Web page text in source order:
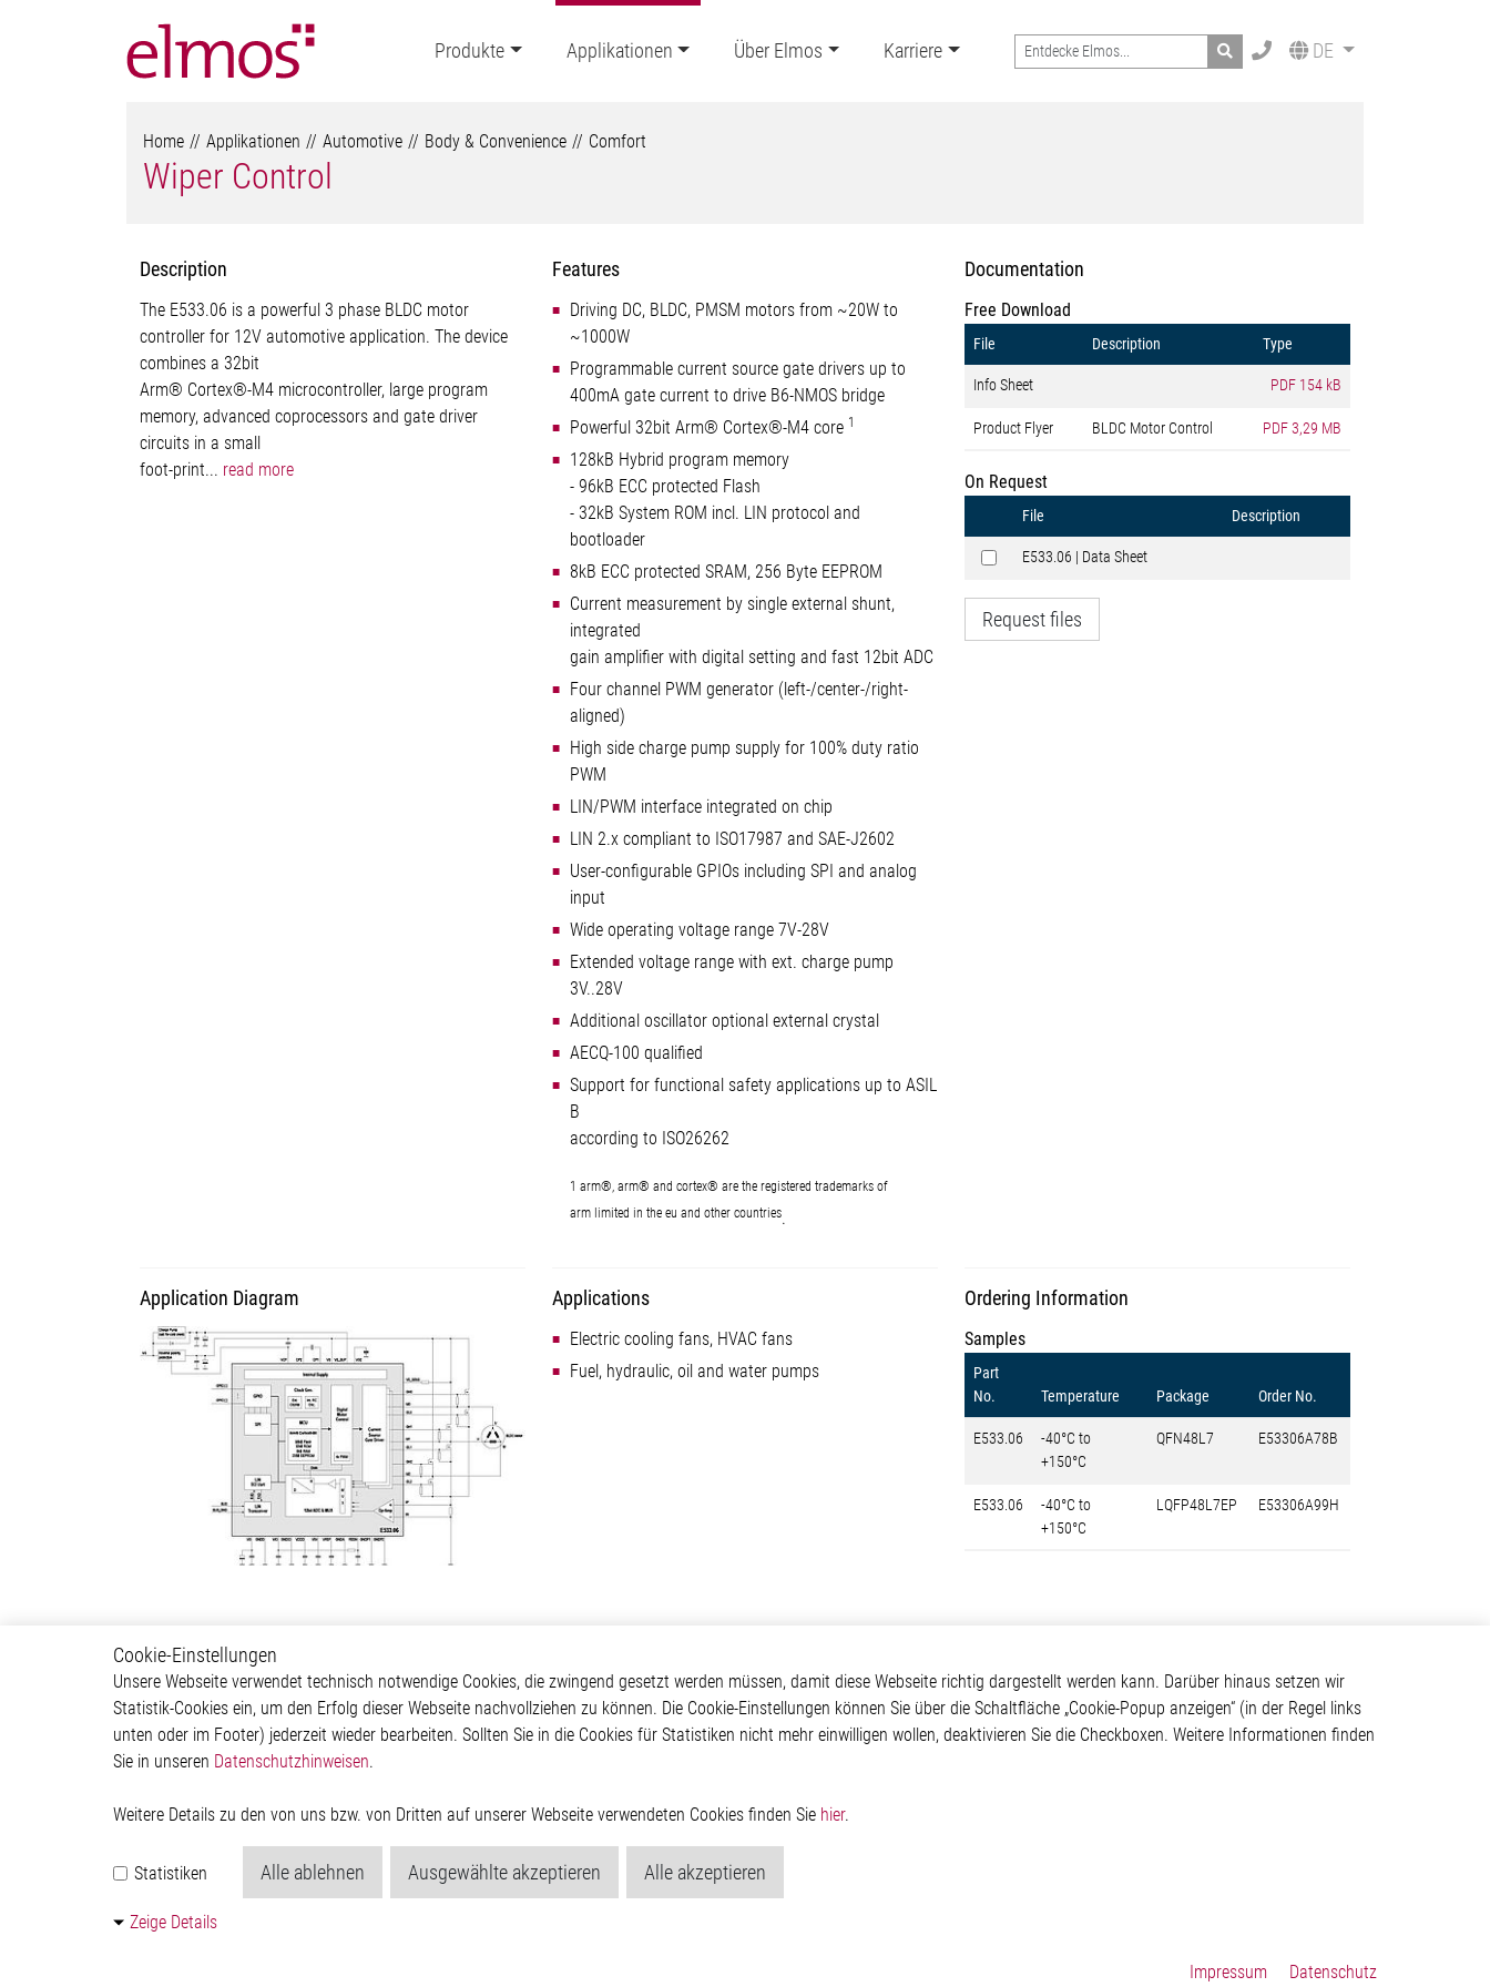
Produkte Applikationen Über Elmos Karriere Search DE
Home Applikationen Automotive Body & Convenience Comfort
Wiper Control
Description
The E533.06 is a powerful 3 phase BLDC motor
controller for 12V automotive application. The device
combines a 32bit
Arm® Cortex®-M4 microcontroller, large program
memory, advanced coprocessors and gate driver
circuits in a small
foot-print... read more
Features
Driving DC, BLDC, PMSM motors from ~20W to
~1000W
Programmable current source gate drivers up to
400mA gate current to drive B6-NMOS bridge
Powerful 32bit Arm® Cortex®-M4 core 1
128kB Hybrid program memory
- 96kB ECC protected Flash
- 32kB System ROM incl. LIN protocol and
bootloader
8kB ECC protected SRAM, 256 Byte EEPROM
Current measurement by single external shunt,
integrated
gain amplifier with digital setting and fast 12bit ADC
Four channel PWM generator (left-/center-/right-
aligned)
High side charge pump supply for 100% duty ratio
PWM
LIN/PWM interface integrated on chip
LIN 2.x compliant to ISO17987 and SAE-J2602
User-configurable GPIOs including SPI and analog
input
Wide operating voltage range 7V-28V
Extended voltage range with ext. charge pump
3V..28V
Additional oscillator optional external crystal
AECQ-100 qualified
Support for functional safety applications up to ASIL
B
according to ISO26262
1 arm®, arm® and cortex® are the registered trademarks of
arm limited in the eu and other countries.
Documentation
Free Download
File Description Type
Info Sheet PDF 154 kB
Product Flyer BLDC Motor Control PDF3,29 MB
On Request
File Description
E533.06 | Data Sheet
Request files
Application Diagram Applications
Electric cooling fans, HVAC fans
Fuel, hydraulic, oil and water pumps
Ordering Information
Samples
Part
No.
Temperature Package Order No.
E533.06
-40°C to
+150°C
QFN48L7 E53306A78B
E533.06
-40°C to
+150°C
LQFP48L7EP E53306A99H
Body & Convenience
Actuator
Comfort
HVAC System
Power Supply
Automotive
ADAS & Safety
Body & Convenience
Powertrain
Über Elmos
Unternehmen
Investor
Weitere Links
Glossar
Kontakt
Kontakt
Elmos Semiconductor SE
Werkstättenstraße 18
Cookie-Einstellungen
Unsere Webseite verwendet technisch notwendige Cookies, die zwingend gesetzt werden müssen, damit diese Webseite richtig dargestellt werden kann. Darüber hinaus setzen wir
Statistik-Cookies ein, um den Erfolg dieser Webseite nachvollziehen zu können. Die Cookie-Einstellungen können Sie über die Schaltfläche „Cookie-Popup anzeigen“ (in der Regel links
unten oder im Footer) jederzeit wieder bearbeiten. Sollten Sie in die Cookies für Statistiken nicht mehr einwilligen wollen, deaktivieren Sie die Checkboxen. Weitere Informationen finden
Sie in unseren Datenschutzhinweisen.
Weitere Details zu den von uns bzw. von Dritten auf unserer Webseite verwendeten Cookies finden Sie hier.
Statistiken Alle ablehnen Ausgewählte akzeptieren Alle akzeptieren
Zeige Details
Impressum Datenschutz